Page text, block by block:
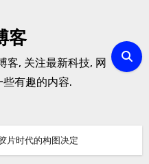
客
客, 关注最新科技, 网
有趣的内容.
片时代的构图决定